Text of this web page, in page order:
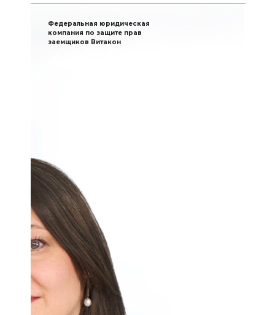
Федеральная юридическая
компания по защите прав
заемщиков Витакон